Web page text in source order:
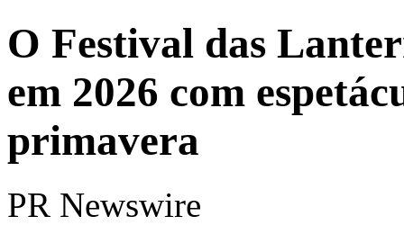
O Festival das
em 2026 com
primavera
PR Newswire